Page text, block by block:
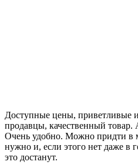
Доступные цены, приветливые
продавцы, качественный товар.
Очень удобно. Можно придти в
нужно и, если этого нет даже в
это достанут.